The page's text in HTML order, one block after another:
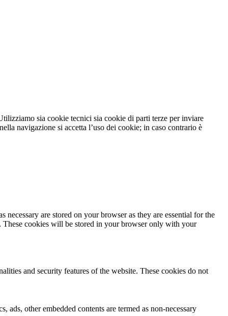
sia cookie tecnici sia cookie di parti terze per inviare
navigazione si accetta l’uso dei cookie; in caso contrario è
are stored on your browser as they are essential for the
These cookies will be stored in your browser only with your
and security features of the website. These cookies do not
other embedded contents are termed as non-necessary